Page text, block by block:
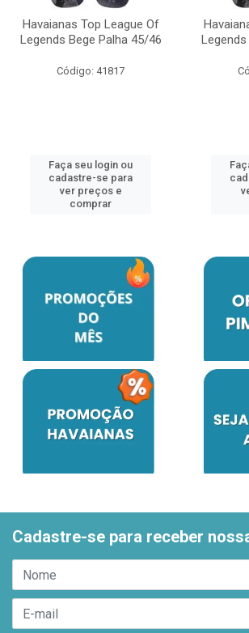
Havaianas Top League Of
Legends Bege Palha 45/46
Código: 41817
Faça seu login ou
cadastre-se para
ver preços e
comprar
Cadastre-se para receber